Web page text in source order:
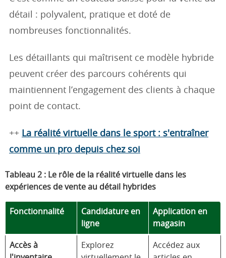
détail : polyvalent, pratique et doté de
nombreuses fonctionnalités.
Les détaillants qui maîtrisent ce modèle hybride
peuvent créer des parcours cohérents qui
maintiennent l’engagement des clients à chaque
point de contact.
++ La réalité virtuelle dans le sport : s'entraîner
comme un pro depuis chez soi
Tableau 2 : Le rôle de la réalité virtuelle dans les
expériences de vente au détail hybrides
Fonctionnalité
Candidature en
ligne
Application en
magasin
Accès à
Explorez
Accédez aux